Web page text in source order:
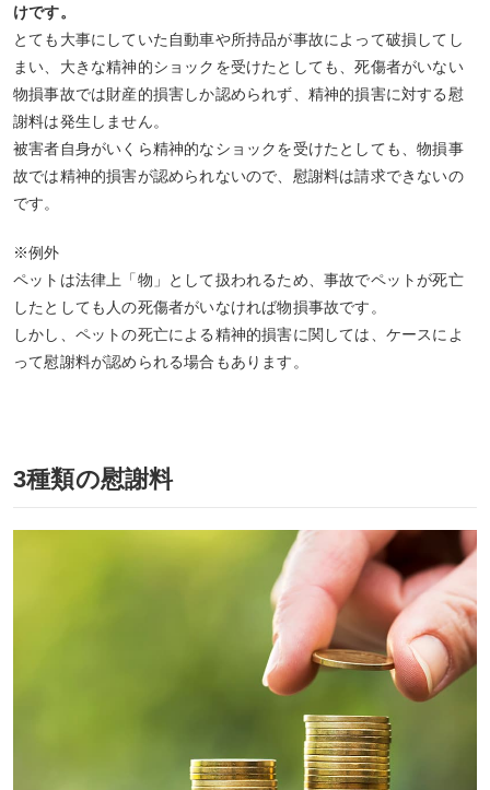
けです。
とても大事にしていた自動車や所持品が事故によって破損してし
まい、大きな精神的ショックを受けたとしても、死傷者がいない
物損事故では財産的損害しか認められず、精神的損害に対する慰
謝料は発生しません。
被害者自身がいくら精神的なショックを受けたとしても、物損事
故では精神的損害が認められないので、慰謝料は請求できないの
です。
※例外
ペットは法律上「物」として扱われるため、事故でペットが死亡
したとしても人の死傷者がいなければ物損事故です。
しかし、ペットの死亡による精神的損害に関しては、ケースによ
って慰謝料が認められる場合もあります。
3種類の慰謝料